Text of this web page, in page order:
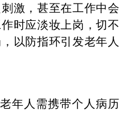
激，甚至在工作中会
时应淡妆上岗，切不
以防指环引发老年人
年人需携带个人病历